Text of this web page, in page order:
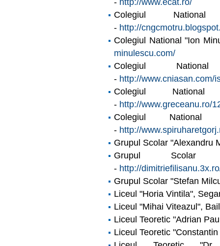
Colegiul
- http://
Colegiul National "Ion
minulescu.com/
Colegiul
- http://www.cniasan.com/
Colegiul
- http://www.greceanu.ro/
Colegiul
- http://
Grupul Scolar "Alexandru
Grupul Scolar
- http://
Grupul Scolar "Stefan
Liceul "Horia Vintila",
Liceul "Mihai Viteazul",
Liceul Teoretic "Adrian
Liceul Teoretic